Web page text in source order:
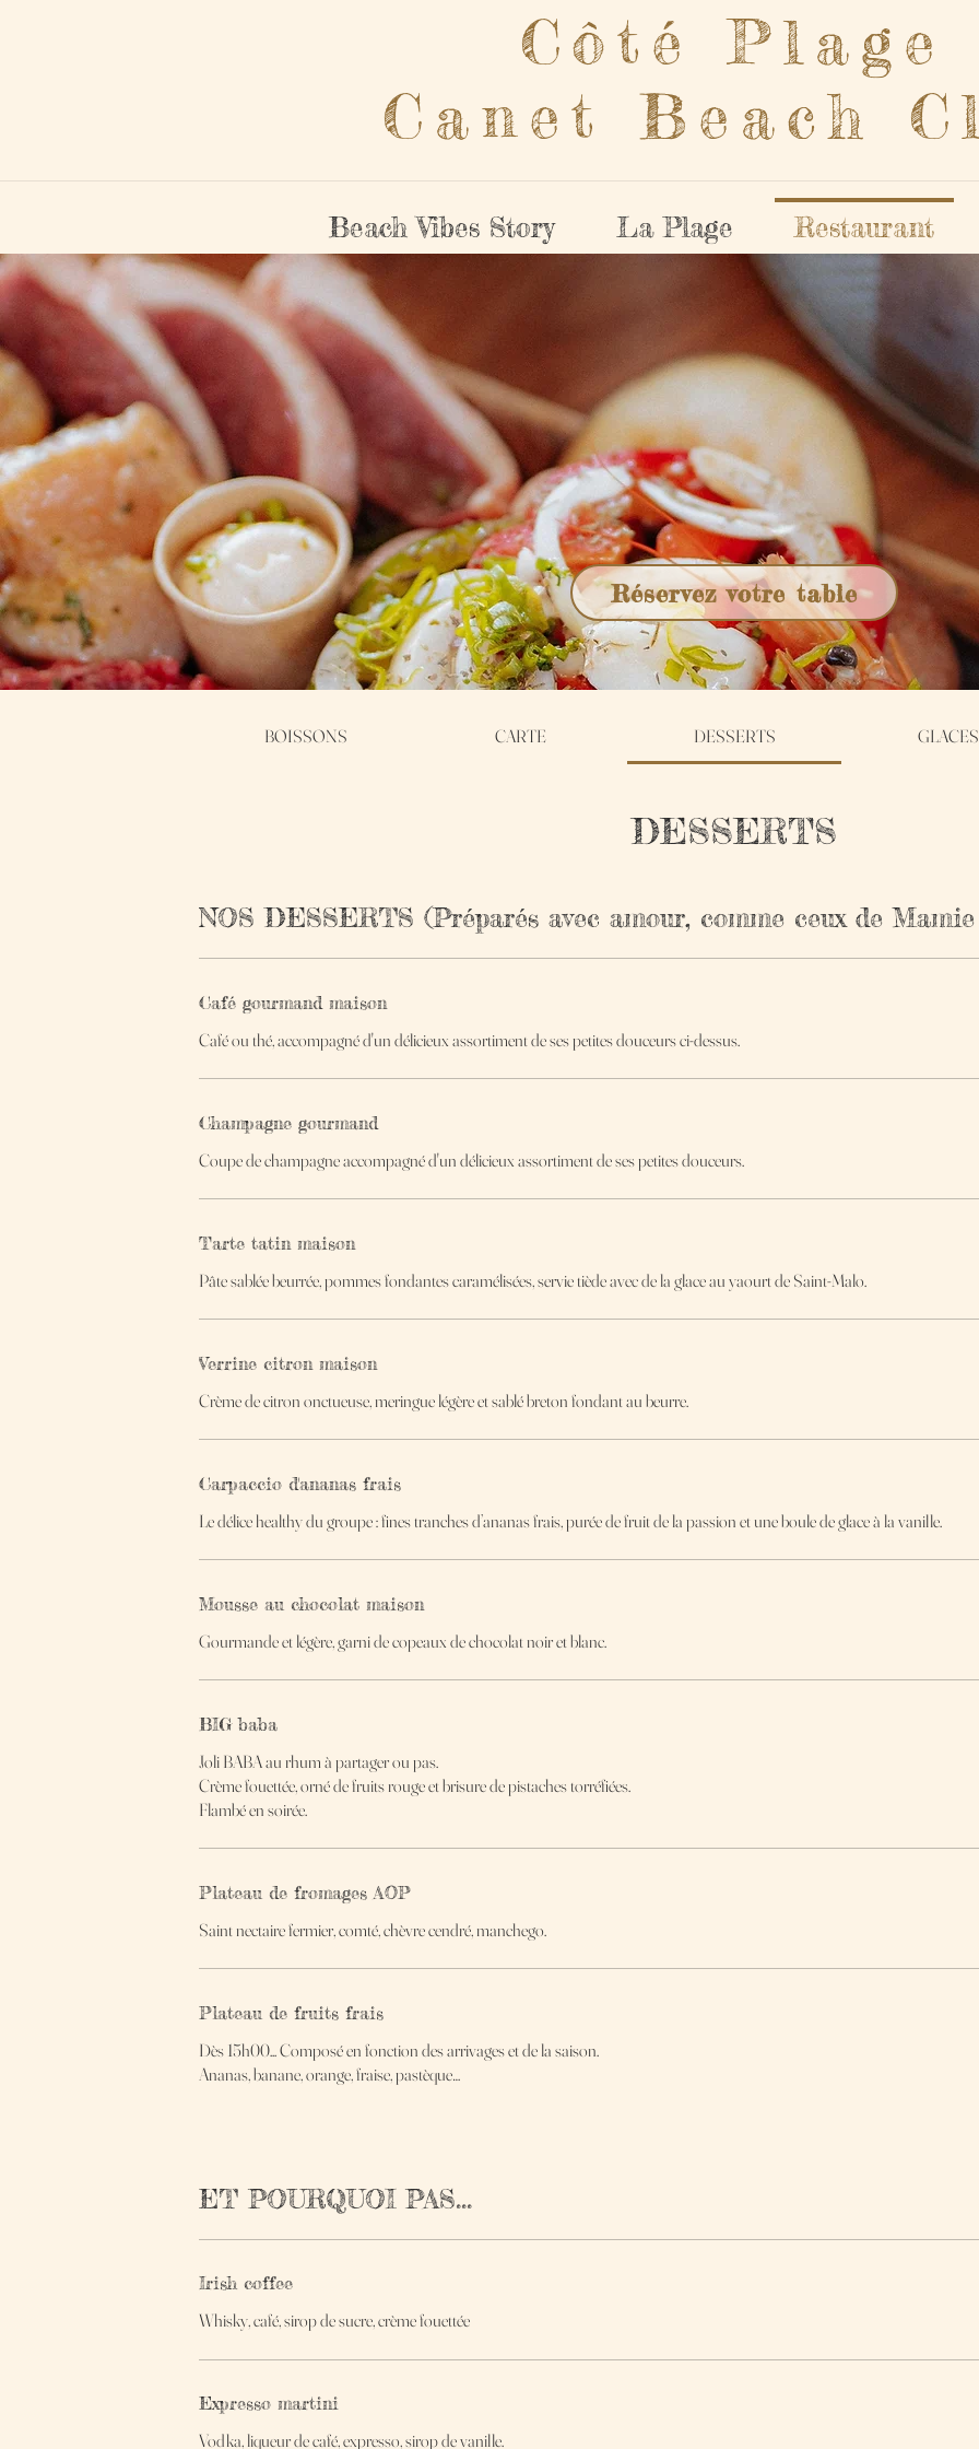
Côté Plage
Canet Beach
Beach Vibes Story La Plage Restaurant
Réservez votre table
BOISSONS CARTE DESSERTS GLACES
DESSERTS
NOS DESSERTS (Préparés avec amour, comme ceux de
Café gourmand maison
Café ou thé, accompagné d'un délicieux assortiment de ses petites douceurs ci-dessus.
Champagne gourmand
Coupe de champagne accompagné d'un délicieux assortiment de ses petites douceurs.
Tarte tatin maison
Pâte sablée beurrée, pommes fondantes caramélisées, servie tiède avec de la glace au yaourt de Saint-Malo.
Verrine citron maison
Crème de citron onctueuse, meringue légère et sablé breton fondant au beurre.
Carpaccio d'ananas frais
Le délice healthy du groupe : fines tranches d’ananas frais, purée de fruit de la passion et une boule de glace à la vanille.
Mousse au chocolat maison
Gourmande et légère, garni de copeaux de chocolat noir et blanc.
BIG baba
Joli BABA au rhum à partager ou pas.
Crème fouettée, orné de fruits rouge et brisure de pistaches torréfiées.
Flambé en soirée.
Plateau de fromages AOP
Saint nectaire fermier, comté, chèvre cendré, manchego.
Plateau de fruits frais
Dès 15h00... Composé en fonction des arrivages et de la saison.
Ananas, banane, orange, fraise, pastèque…
ET POURQUOI PAS...
Irish coffee
Whisky, café, sirop de sucre, crème fouettée
Expresso martini
Vodka, liqueur de café, expresso, sirop de vanille.